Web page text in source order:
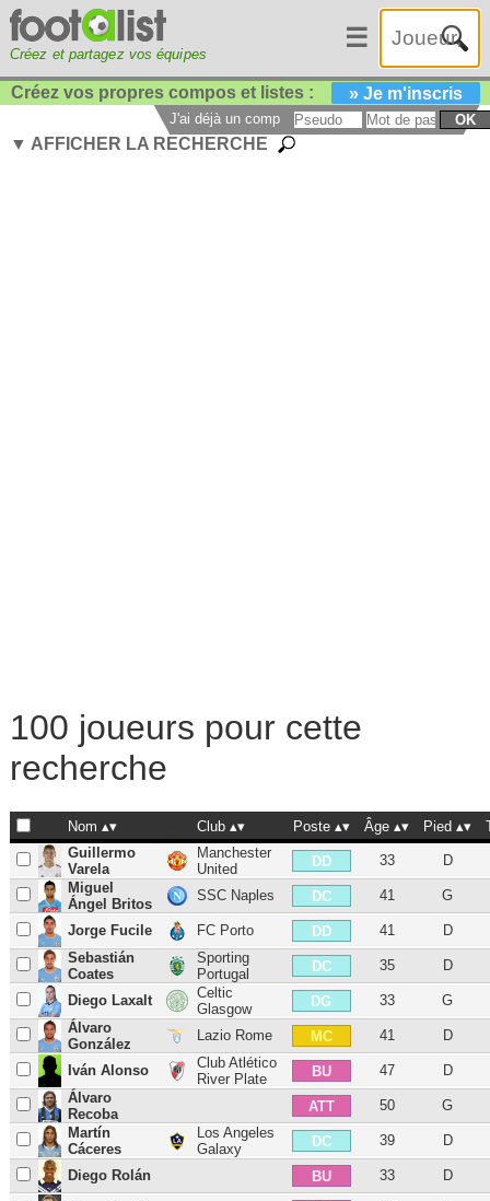
Créez et partagez vos équipes
☰
Créez vos propres compos et listes : » Je m'inscris
J'ai déjà un compte : OK
▼ AFFICHER LA RECHERCHE
100 joueurs pour cette
recherche
Nom Club Poste Âge Pied
Guillermo
Varela
Manchester
United
DD 33
D
Miguel
Ángel Britos
SSC Naples DC 41 G
Jorge Fucile FC Porto DD 41
D
Sebastián
Coates
Sporting
Portugal
DC 35 D
Diego Laxalt
Celtic
Glasgow
DG 33
G
Álvaro
González
Lazio Rome MC 41 D
Iván Alonso
Club Atlético
River Plate
BU 47
D
Álvaro
Recoba
ATT 50
G
Martín
Cáceres
Los Angeles
Galaxy
DC 39 D
Diego Rolán BU 33 D